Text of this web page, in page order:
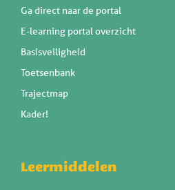
Ga direct naar de portal
E-learning portal overzicht
Basisveiligheid
Toetsenbank
Trajectmap
Kader!
Leermiddelen